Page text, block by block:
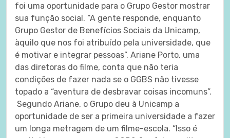
foi uma oportunidade para o Grupo Gestor mostrar
sua função social. “A gente responde, enquanto
Grupo Gestor de Benefícios Sociais da Unicamp,
àquilo que nos foi atribuído pela universidade, que
é motivar e integrar pessoas”. Ariane Porto, uma
das diretoras do filme, conta que não teria
condições de fazer nada se o GGBS não tivesse
topado a “aventura de desbravar coisas incomuns”.
Segundo Ariane, o Grupo deu à Unicamp a
oportunidade de ser a primeira universidade a fazer
um longa metragem de um filme-escola. “Isso é